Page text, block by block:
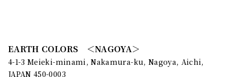
EARTH COLORS ＜NAGOYA＞
4-1-3 Meieki-minami, Nakamura-ku, Nagoya, Aichi,
JAPAN 450-0003